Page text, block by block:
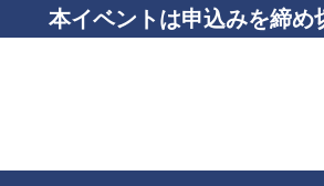
本イベントは申込みを締め